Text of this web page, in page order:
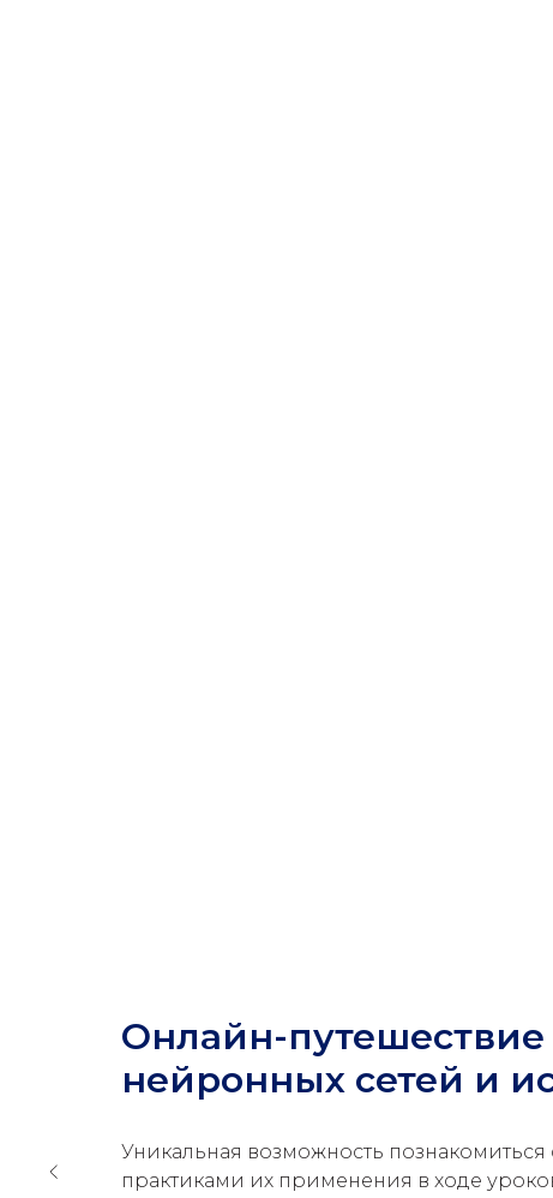
Онлайн-
нейронных сетей и
Уникальная возможность
практиками их применения в ходе